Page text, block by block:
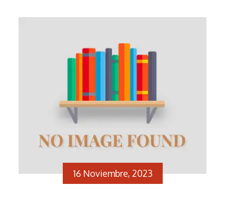
16 Noviembre, 2023